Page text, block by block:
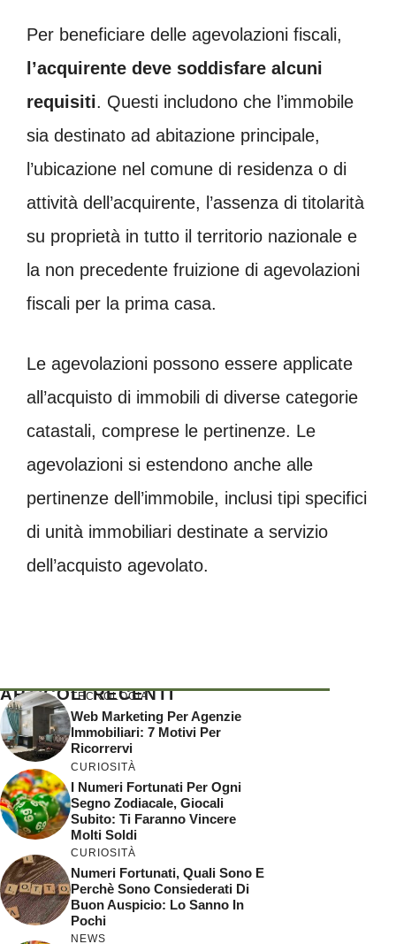
Per beneficiare delle agevolazioni fiscali,
l’acquirente deve soddisfare alcuni
requisiti. Questi includono che l’immobile
sia destinato ad abitazione principale,
l’ubicazione nel comune di residenza o di
attività dell’acquirente, l’assenza di titolarità
su proprietà in tutto il territorio nazionale e
la non precedente fruizione di agevolazioni
fiscali per la prima casa.
Le agevolazioni possono essere applicate
all’acquisto di immobili di diverse categorie
catastali, comprese le pertinenze. Le
agevolazioni si estendono anche alle
pertinenze dell’immobile, inclusi tipi specifici
di unità immobiliari destinate a servizio
dell’acquisto agevolato.
ARTICOLI RECENTI
TECNOLOGIA
Web Marketing Per Agenzie
Immobiliari: 7 Motivi Per
Ricorrervi
CURIOSITÀ
I Numeri Fortunati Per Ogni
Segno Zodiacale, Giocali
Subito: Ti Faranno Vincere
Molti Soldi
CURIOSITÀ
Numeri Fortunati, Quali Sono E
Perchè Sono Consiederati Di
Buon Auspicio: Lo Sanno In
Pochi
NEWS